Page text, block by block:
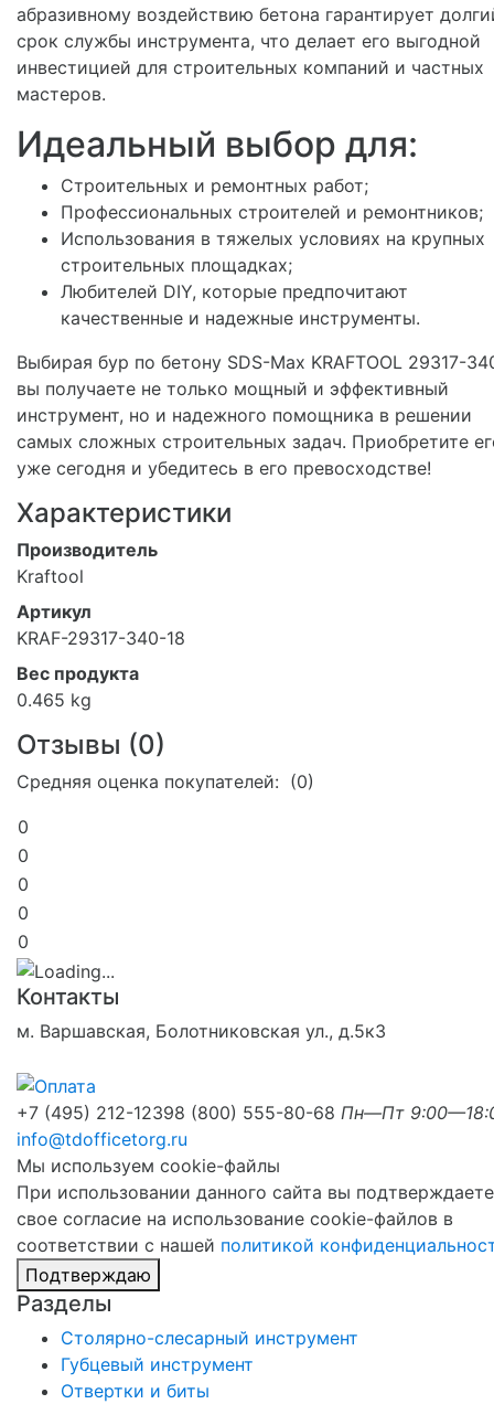
абразивному воздействию бетона гарантирует
срок службы инструмента, что делает его выгодной
инвестицией для строительных компаний и частных
мастеров.
Идеальный выбор для:
Строительных и ремонтных работ;
Профессиональных строителей и ремонтников;
Использования в тяжелых условиях на крупных
строительных площадках;
Любителей DIY, которые предпочитают
качественные и надежные инструменты.
Выбирая бур по бетону SDS-Max KRAFTOOL 29317-
вы получаете не только мощный и эффективный
инструмент, но и надежного помощника в решении
самых сложных строительных задач. Приобретите
уже сегодня и убедитесь в его превосходстве!
Характеристики
Производитель
Kraftool
Артикул
KRAF-29317-340-18
Вес продукта
0.465 kg
Отзывы (0)
Средняя оценка покупателей: (0)
0
0
0
0
0
Контакты
м. Варшавская, Болотниковская ул., д.5к3
+7 (495) 212-12398 (800) 555-80-68 Пн—Пт
info@tdofficetorg.ru
Мы используем cookie-файлы
При использовании данного сайта вы подтверждаете
свое согласие на использование cookie-файлов в
соответствии с нашей политикой
Подтверждаю
Разделы
Столярно-слесарный инструмент
Губцевый инструмент
Отвертки и биты